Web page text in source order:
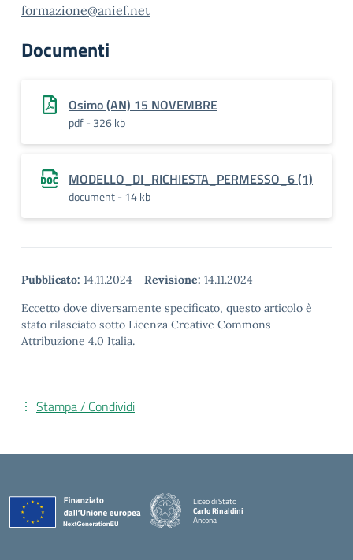
formazione@anief.net
Documenti
Osimo (AN) 15 NOVEMBRE
pdf - 326 kb
MODELLO_DI_RICHIESTA_PERMESSO_6 (1)
document - 14 kb
Pubblicato: 14.11.2024 - Revisione: 14.11.2024
Eccetto dove diversamente specificato, questo articolo è
stato rilasciato sotto Licenza Creative Commons
Attribuzione 4.0 Italia.
Stampa / Condividi
Liceo di Stato
Carlo Rinaldini
Ancona